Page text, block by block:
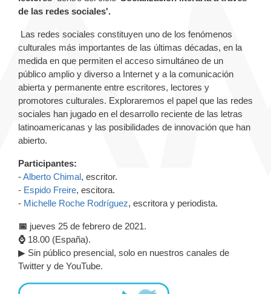
de las redes sociales'.
Las redes sociales constituyen uno de los fenómenos
culturales más importantes de las últimas décadas, en la
medida en que permiten el acceso simultáneo de un
público amplio y diverso a Internet y a la comunicación
abierta y permanente entre escritores, lectores y
promotores culturales. Exploraremos el papel que las redes
sociales han jugado en el desarrollo reciente de las letras
latinoamericanas y las posibilidades de innovación que han
abierto.
Participantes:
-Alberto Chimal, escritor.
- Espido Freire, escitora.
- Michelle Roche Rodríguez, escritora y periodista.
📅 jueves 25 de febrero de 2021.
⌚ 18.00 (España).
▶ Sin público presencial, solo en nuestros canales de
Twitter y de YouTube.